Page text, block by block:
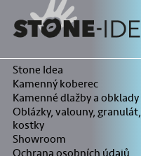
Stone Idea
Kamenný koberec
Kamenné dlažby a obklady
Oblázky, valouny, granulát,
kostky
Showroom